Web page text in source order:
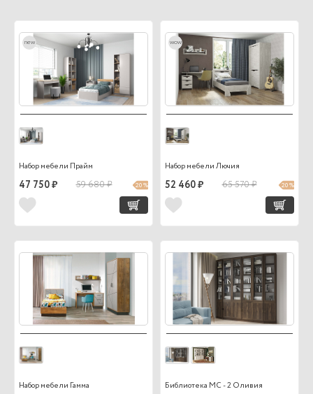
new
Набор мебели Прайм
47 750 ₽ 59 680 ₽ 20 %
wow
Набор мебели Лючия
52 460 ₽ 65 570 ₽ 20 %
Набор мебели Гамма Библиотека МС - 2 Оливия